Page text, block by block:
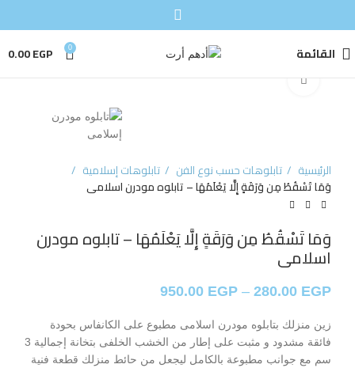
القائمة 0
0.00EGP
الرئيسية تابلوهات حسب نوع الفن
تابلوهات إسلامية
وَمَا تَسْقُطُ مِن وَرَقَةٍ إِلَّا يَعْلَمُهَا – تابلوه مودرن اسلامى
وَمَا تَسْقُطُ مِن وَرَقَةٍ إِلَّا يَعْلَمُهَا – تابلوه مودرن
اسلامى
280.00 EGP
–
950.00 EGP
زين منزلك بتابلوه مودرن اسلامى مطبوع على الكانفاس بحودة
فائقة مشدود و مثبت على إطار من الخشب الخلفى بتخانة إجمالية 3
سم مع جوانب مطبوعة بالكامل ليجعل من حائط منزلك قطعة فنية